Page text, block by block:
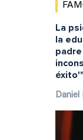
La
la
éxito'"
Daniel